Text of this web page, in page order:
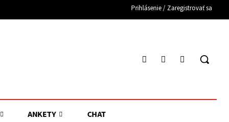
Prihlásenie / Zaregistrovať sa
ANKETY CHAT